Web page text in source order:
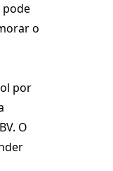
pode
o
por
O